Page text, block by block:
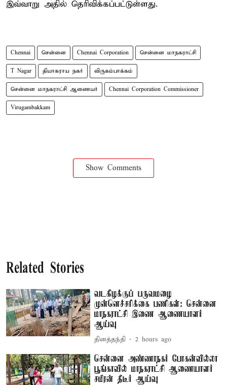
இவ்வாறு அதில் தெரிவிக்கப்பட்டுள்ளது.
Chennai சென்னை Chennai Corporation சென்னை மாநகராட்சி
T Nagar தியாகராய நகர் விருகம்பாக்கம்
சென்னை மாநகராட்சி ஆணையர் Chennai Corporation Commissioner
Virugambakkam
Show Comments
Related Stories
வடகிழக்குப் பருவமழை
முன்னெச்சரிக்கை பணிகள்: சென்னை
மாநகராட்சி இணை ஆணையாளர்
ஆய்வு
தினத்தந்தி 2 hours ago
சென்னை அண்ணாநகர் போகன்வில்லா
பூங்காவில் மாநகராட்சி ஆணையாளர்
சமீரன் தீடீர் ஆய்வு